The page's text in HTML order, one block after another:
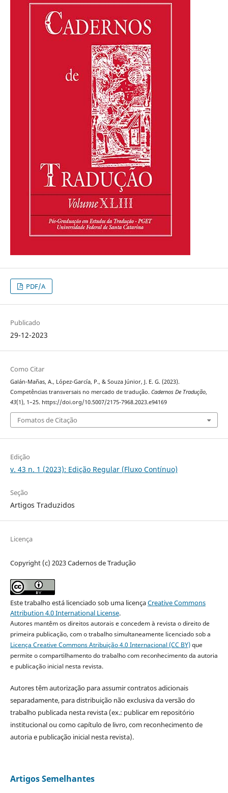
PDF/A
Publicado
29-12-2023
Como Citar
Galán-Mañas, A., López-García, P., & Souza Júnior, J. E. G. (2023).
Competências transversais no mercado de tradução. Cadernos De Tradução,
43(1), 1–25. https://doi.org/10.5007/2175-7968.2023.e94169
Fomatos de Citação
Edição
v. 43 n. 1 (2023): Edição Regular (Fluxo Contínuo)
Seção
Artigos Traduzidos
Licença
Copyright (c) 2023 Cadernos de Tradução
Este trabalho está licenciado sob uma licençaCreative Commons
Attribution 4.0 International License.
Autores mantêm os direitos autorais e concedem à revista o direito de
primeira publicação, com o trabalho simultaneamente licenciado sob a
Licença Creative Commons Atribuição 4.0 Internacional (CC BY)que
permite o compartilhamento do trabalho com reconhecimento da autoria
e publicação inicial nesta revista.
Autores têm autorização para assumir contratos adicionais
separadamente, para distribuição não exclusiva da versão do
trabalho publicada nesta revista (ex.: publicar em repositório
institucional ou como capítulo de livro, com reconhecimento de
autoria e publicação inicial nesta revista).
Artigos Semelhantes